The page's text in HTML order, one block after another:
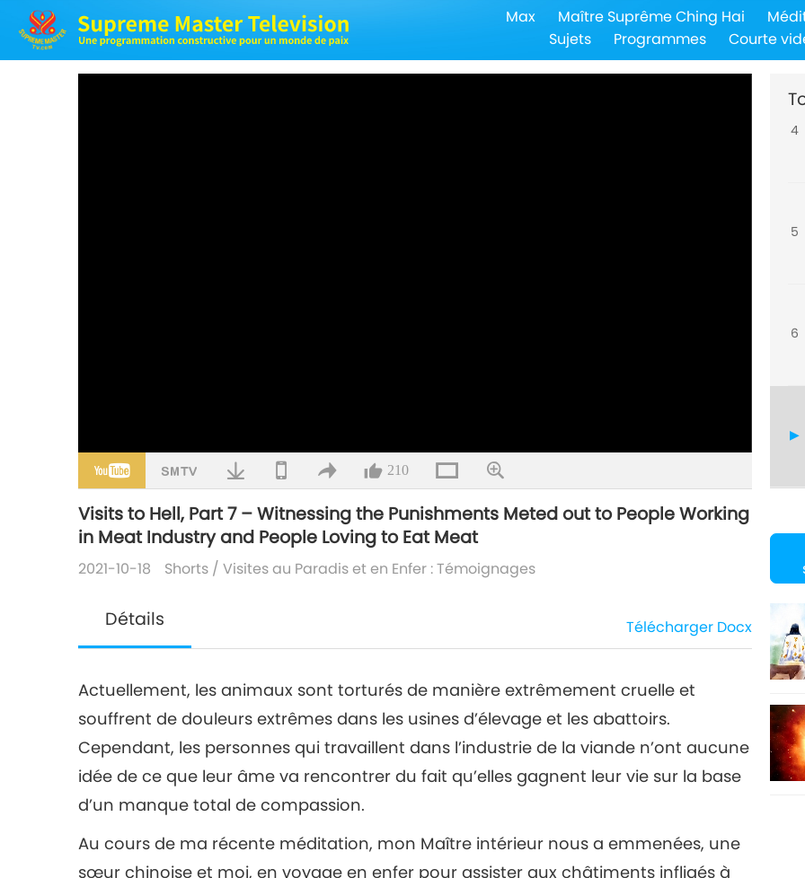
Max Maître Suprême Ching Hai
Sujets
Programmes Courte
210
Visits to Hell, Part 7 – Witnessing the Punishments Meted out to People Working
in Meat Industry and People Loving to Eat Meat
2021-10-18 Shorts /Visites au Paradis et en Enfer : Témoignages
Détails Télécharger Docx
Actuellement, les animaux sont torturés de manière extrêmement cruelle et
souffrent de douleurs extrêmes dans les usines d’élevage et les abattoirs.
Cependant, les personnes qui travaillent dans l’industrie de la viande n’ont aucune
idée de ce que leur âme va rencontrer du fait qu’elles gagnent leur vie sur la base
d’un manque total de compassion.
Au cours de ma récente méditation, mon Maître intérieur nous a emmenées, une
sœur chinoise et moi, en voyage en enfer pour assister aux châtiments infligés à
3
4
5
6
8
9
10